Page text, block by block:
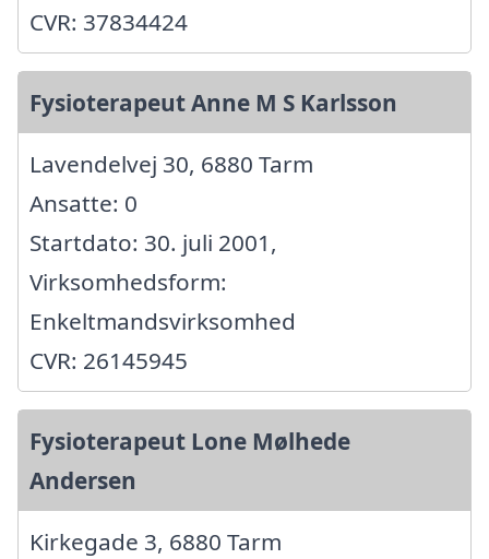
CVR: 37834424
Fysioterapeut Anne M S Karlsson
Lavendelvej 30, 6880 Tarm
Ansatte: 0
Startdato: 30. juli 2001,
Virksomhedsform:
Enkeltmandsvirksomhed
CVR: 26145945
Fysioterapeut Lone Mølhede
Andersen
Kirkegade 3, 6880 Tarm